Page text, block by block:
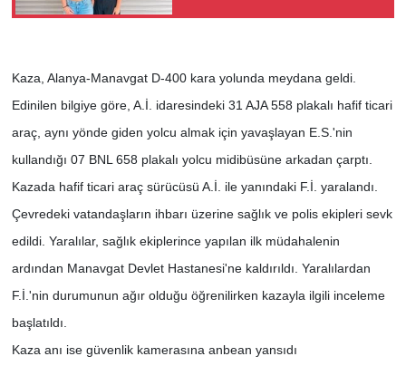
Kaza, Alanya-Manavgat D-400 kara yolunda meydana geldi.
Edinilen bilgiye göre, A.İ. idaresindeki 31 AJA 558 plakalı hafif ticari
araç, aynı yönde giden yolcu almak için yavaşlayan E.S.'nin
kullandığı 07 BNL 658 plakalı yolcu midibüsüne arkadan çarptı.
Kazada hafif ticari araç sürücüsü A.İ. ile yanındaki F.İ. yaralandı.
Çevredeki vatandaşların ihbarı üzerine sağlık ve polis ekipleri sevk
edildi. Yaralılar, sağlık ekiplerince yapılan ilk müdahalenin
ardından Manavgat Devlet Hastanesi'ne kaldırıldı. Yaralılardan
F.İ.'nin durumunun ağır olduğu öğrenilirken kazayla ilgili inceleme
başlatıldı.
Kaza anı ise güvenlik kamerasına anbean yansıdı